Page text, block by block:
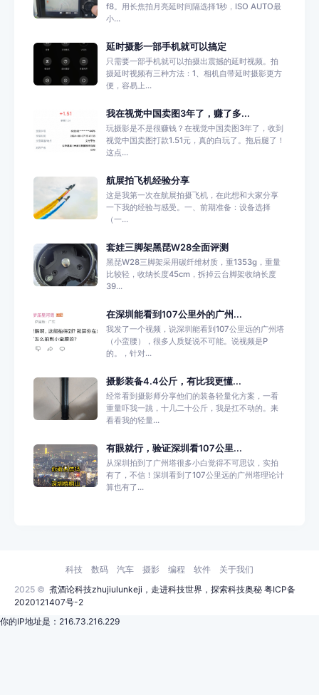
f8。用长焦拍月亮延时间隔选择1秒，ISO AUTO最
小...
延时摄影一部手机就可以搞定
只需要一部手机就可以拍摄出震撼的延时视频。拍
摄延时视频有三种方法：1、相机自带延时摄影更方
便，容易上...
我在视觉中国卖图3年了，赚了多...
玩摄影是不是很赚钱？在视觉中国卖图3年了，收到
视觉中国卖图打款1.51元，真的白玩了。拖后腿了！
这点...
航展拍飞机经验分享
这是我第一次在航展拍摄飞机，在此想和大家分享
一下我的经验与感受。一、前期准备：设备选择
（一...
套娃三脚架黑琵W28全面评测
黑琵W28三脚架采用碳纤维材质，重1353g，重量
比较轻，收纳长度45cm，拆掉云台脚架收纳长度
39...
在深圳能看到107公里外的广州...
我发了一个视频，说深圳能看到107公里远的广州塔
（小蛮腰），很多人质疑说不可能。说视频是P
的。，针对...
摄影装备4.4公斤，有比我更懂...
经常看到摄影师分享他们的装备轻量化方案，一看
重量吓我一跳，十几二十公斤，我是扛不动的。来
看看我的轻量...
有眼就行，验证深圳看107公里...
从深圳拍到了广州塔很多小白觉得不可思议，实拍
有了，不信！深圳看到了107公里远的广州塔理论计
算也有了...
2025 © 煮酒论科技zhujiulunkeji，走进科技世界，探索科技奥秘 粤ICP备
2020121407号-2
科技 数码 汽车 摄影 编程 软件 关于我们
你的IP地址是：216.73.216.229